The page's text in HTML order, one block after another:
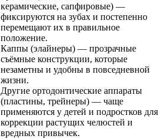
керамические, сапфировые) —
фиксируются на зубах и постепенно
перемещают их в правильное
положение.
Каппы (элайнеры) — прозрачные
съёмные конструкции, которые
незаметны и удобны в повседневной
жизни.
Другие ортодонтические аппараты
(пластины, трейнеры) — чаще
применяются у детей и подростков для
коррекции растущих челюстей и
вредных привычек.